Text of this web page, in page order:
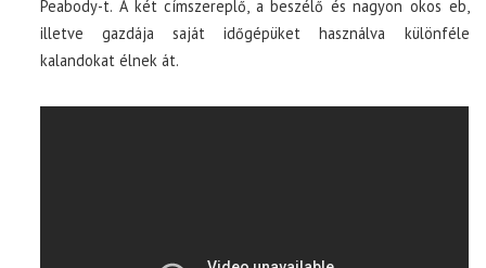
Peabody-t. A két címszereplő, a beszélő és nagyon okos eb,
illetve gazdája saját időgépüket használva különféle
kalandokat élnek át.